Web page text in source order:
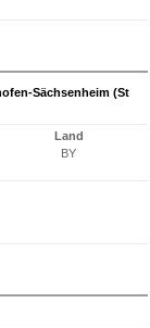
Sächsenheim (St
Land
BY